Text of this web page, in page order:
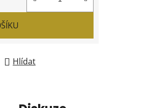
Hlídat